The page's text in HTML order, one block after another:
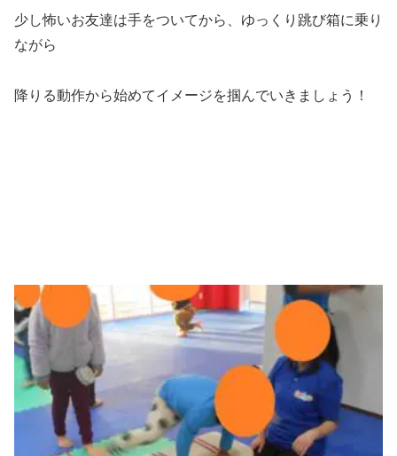
少し怖いお友達は手をついてから、ゆっくり跳び箱に乗り
ながら
降りる動作から始めてイメージを掴んでいきましょう！